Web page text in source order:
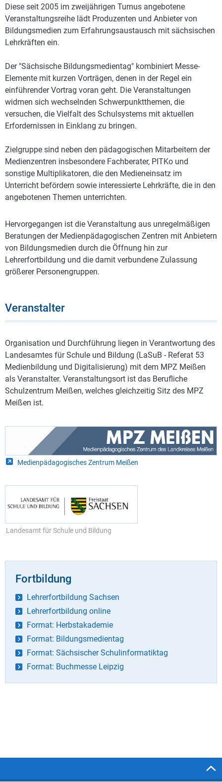
Diese seit 2005 im zweijährigen Turnus angebotene
Veranstaltungsreihe lädt Produzenten und Anbieter von
Bildungsmedien zum Erfahrungsaustausch mit sächsischen
Lehrkräften ein.
Der "Sächsische Bildungsmedientag" kombiniert Messe-
Elemente mit kurzen Vorträgen, denen in der Regel ein
einführender Vortrag voran geht. Die Veranstaltungen
widmen sich wechselnden Schwerpunktthemen, die
versuchen, die Vielfalt des Schulsystems mit aktuellen
Erfordernissen in Einklang zu bringen.
Zielgruppe sind neben den pädagogischen Mitarbeitern der
Medienzentren insbesondere Fachberater, PITKo und
sonstige Multiplikatoren, die den Medieneinsatz im
Unterricht befördern sowie interessierte Lehrkräfte, die in den
angebotenen Themen unterrichten.
Hervorgegangen ist die Veranstaltung aus unregelmäßigen
Beratungen der Medienpädagogischen Zentren mit Anbietern
von Bildungsmedien durch die Öffnung hin zur
Lehrerfortbildung und die damit verbundene Zulassung
größerer Personengruppen.
Veranstalter
Organisation und Durchführung liegen in Verantwortung des
Landesamtes für Schule und Bildung (LaSuB - Referat 53
Medienbildung und Digitalisierung) mit dem MPZ Meißen
als Veranstalter. Veranstaltungsort ist das Berufliche
Schulzentrum Meißen, welches gleichzeitig Sitz des MPZ
Meißen ist.
Medienpädagogisches Zentrum Meißen
Landesamt für Schule und Bildung
Fortbildung
Lehrerfortbildung Sachsen
Lehrerfortbildung online
Format: Herbstakademie
Format: Bildungsmedientag
Format: Sächsischer Schulinformatiktag
Format: Buchmesse Leipzig